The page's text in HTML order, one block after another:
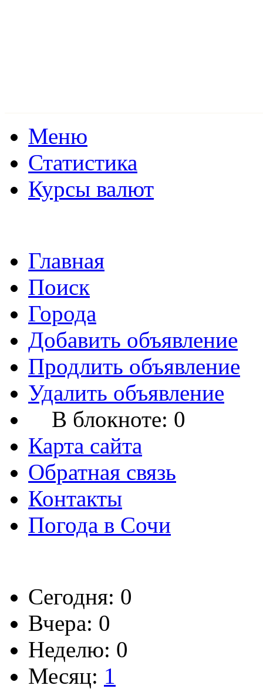
Меню
Статистика
Курсы валют
Главная
Поиск
Города
Добавить объявление
Продлить объявление
Удалить объявление
В блокноте: 0
Карта сайта
Обратная связь
Контакты
Погода в Сочи
Сегодня: 0
Вчера: 0
Неделю: 0
Месяц: 1